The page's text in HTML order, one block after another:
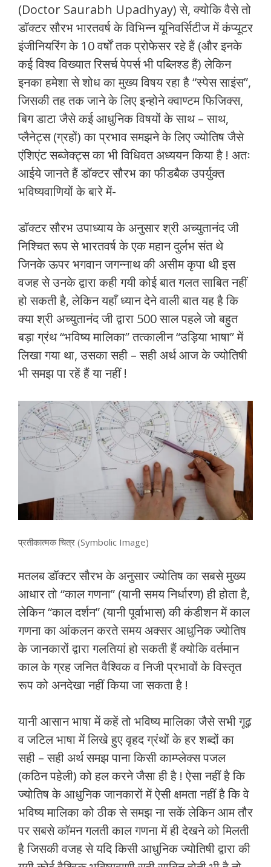
(Doctor Saurabh Upadhyay) से, क्योकि वैसे तो
डॉक्टर सौरभ भारतवर्ष के विभिन्न यूनिवर्सिटीज में कंप्यूटर
इंजीनियरिंग के 10 वर्षों तक प्रोफेसर रहे हैं (और इनके
कई विश्व विख्यात रिसर्च पेपर्स भी पब्लिश्ड हैं) लेकिन
इनका हमेशा से शोध का मुख्य विषय रहा है “स्पेस साइंस”,
जिसकी तह तक जाने के लिए इन्होने क्वाण्टम फिजिक्स,
बिग डाटा जैसे कई आधुनिक विषयों के साथ – साथ,
प्लैनेट्स (ग्रहों) का प्रभाव समझने के लिए ज्योतिष जैसे
एंशिएंट सब्जेक्ट्स का भी विधिवत अध्ययन किया है ! अतः
आईये जानते हैं डॉक्टर सौरभ का फीडबैक उपर्युक्त
भविष्यवाणियों के बारे में-
डॉक्टर सौरभ उपाध्याय के अनुसार श्री अच्युतानंद जी
निश्चित रूप से भारतवर्ष के एक महान दुर्लभ संत थे
जिनके ऊपर भगवान जगन्नाथ की असीम कृपा थी इस
वजह से उनके द्वारा कही गयी कोई बात गलत साबित नहीं
हो सकती है, लेकिन यहाँ ध्यान देने वाली बात यह है कि
क्या श्री अच्युतानंद जी द्वारा 500 साल पहले जो बहुत
बड़ा ग्रंथ “भविष्य मालिका” तत्कालीन “उड़िया भाषा” में
लिखा गया था, उसका सही – सही अर्थ आज के ज्योतिषी
भी समझ पा रहें हैं या नहीं !
प्रतीकात्मक चित्र (Symbolic Image)
मतलब डॉक्टर सौरभ के अनुसार ज्योतिष का सबसे मुख्य
आधार तो “काल गणना” (यानी समय निर्धारण) ही होता है,
लेकिन “काल दर्शन” (यानी पूर्वाभास) की कंडीशन में काल
गणना का आंकलन करते समय अक्सर आधुनिक ज्योतिष
के जानकारों द्वारा गलतियां हो सकती हैं क्योकि वर्तमान
काल के ग्रह जनित वैश्विक व निजी प्रभावों के विस्तृत
रूप को अनदेखा नहीं किया जा सकता है !
यानी आसान भाषा में कहें तो भविष्य मालिका जैसे सभी गूढ़
व जटिल भाषा में लिखे हुए वृहद ग्रंथों के हर शब्दों का
सही – सही अर्थ समझ पाना किसी काम्प्लेक्स पजल
(कठिन पहेली) को हल करने जैसा ही है ! ऐसा नहीं है कि
ज्योतिष के आधुनिक जानकारों में ऐसी क्षमता नहीं है कि वे
भविष्य मालिका को ठीक से समझ ना सकें लेकिन आम तौर
पर सबसे कॉमन गलती काल गणना में ही देखने को मिलती
है जिसकी वजह से यदि किसी आधुनिक ज्योतिषी द्वारा की